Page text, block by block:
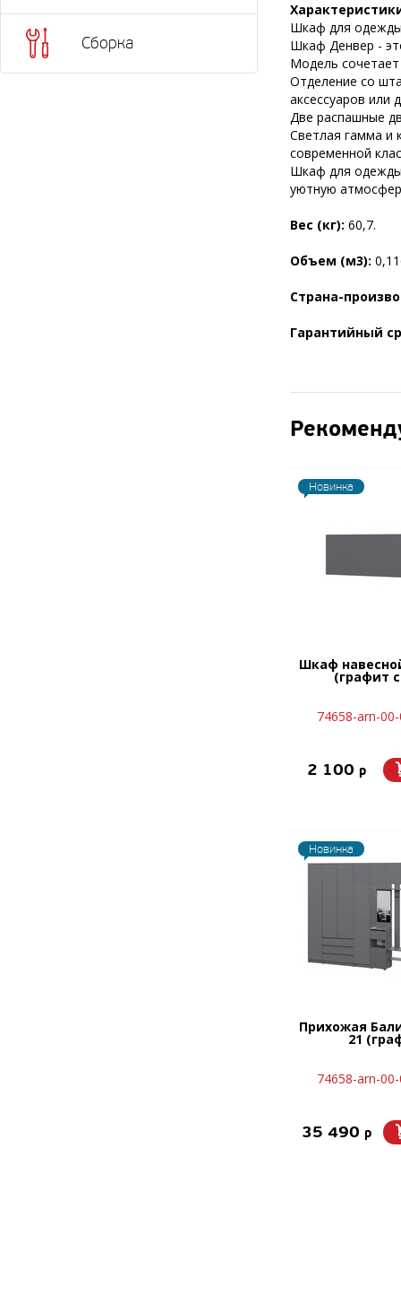
Сборка
Шкаф для
Шкаф Денвер -
Модель
Отделение со
аксессуаров или
Две распашные
Светлая гамма и
современной
Шкаф для одежды
уютную
Вес (кг): 60,7.
Объем (м3):
Страна-
Гарантийный
Новинка
Шкаф
(графит
74658-arn-
2 100 p
Новинка
Прихожая
21
74658-arn-
35 490 p